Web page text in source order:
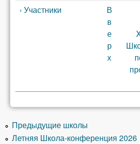
‹ Участники
В
в
е
р
х
Предыдущие школы
Летняя Школа-конференция 2026